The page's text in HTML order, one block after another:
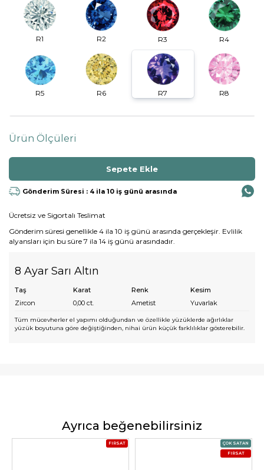
R1 R2 R3 R4
R5 R6 R7 R8
Ürün Ölçüleri
Gönderim Süresi : 4 ila 10 iş günü arasında
Ücretsiz ve Sigortalı Teslimat
Gönderim süresi genellikle 4 ila 10 iş günü arasında gerçekleşir. Evlilik
alyansları için bu süre 7 ila 14 iş günü arasındadır.
8 Ayar Sarı Altın
Taş Karat Renk
Kesim
Zircon
0,00 ct. Ametist Yuvarlak
Tüm mücevherler el yapımı olduğundan ve özellikle yüzüklerde ağırlıklar
yüzük boyutuna göre değiştiğinden, nihai ürün küçük farklılıklar gösterebilir.
Ayrıca beğenebilirsiniz
FIRSAT
ÇOK SATAN
FIRSAT